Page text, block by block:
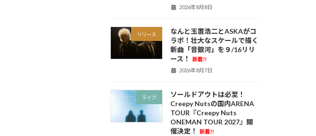
2026年8月8日
リリース
なんと玉置浩二とASKAがコ
ラボ！壮大なスケールで描く
新曲「音銀河」を９/16リリ
ース！
新着!!
2026年8月7日
ライブ
ソールドアウトは必至！
Creepy Nutsの国内ARENA
TOUR『Creepy Nuts
ONEMAN TOUR 2027』開
催決定！
新着!!